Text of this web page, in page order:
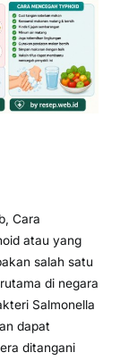
Cara
atau yang
salah satu
di negara
Salmonella
dapat
ditangani